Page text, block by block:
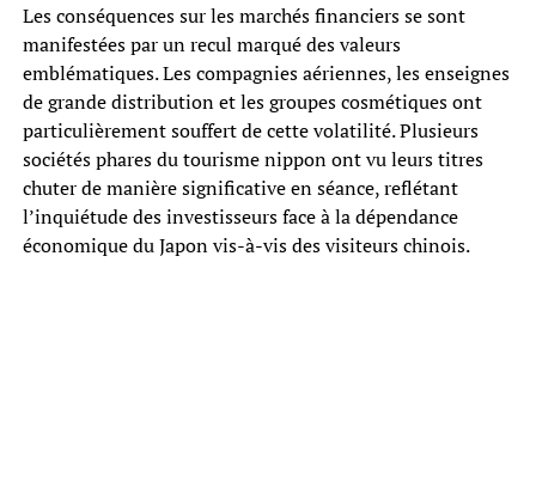
Les conséquences sur les marchés financiers se sont
manifestées par un recul marqué des valeurs
emblématiques. Les compagnies aériennes, les enseignes
de grande distribution et les groupes cosmétiques ont
particulièrement souffert de cette volatilité. Plusieurs
sociétés phares du tourisme nippon ont vu leurs titres
chuter de manière significative en séance, reflétant
l’inquiétude des investisseurs face à la dépendance
économique du Japon vis-à-vis des visiteurs chinois.